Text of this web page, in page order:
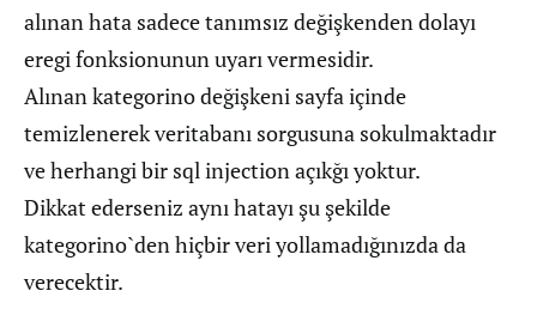
alınan hata sadece tanımsız değişkenden dolayı
eregi fonksionunun uyarı vermesidir.
Alınan kategorino değişkeni sayfa içinde
temizlenerek veritabanı sorgusuna sokulmaktadır
ve herhangi bir sql injection açıkğı yoktur.
Dikkat ederseniz aynı hatayı şu şekilde
kategorino`den hiçbir veri yollamadığınızda da
verecektir.